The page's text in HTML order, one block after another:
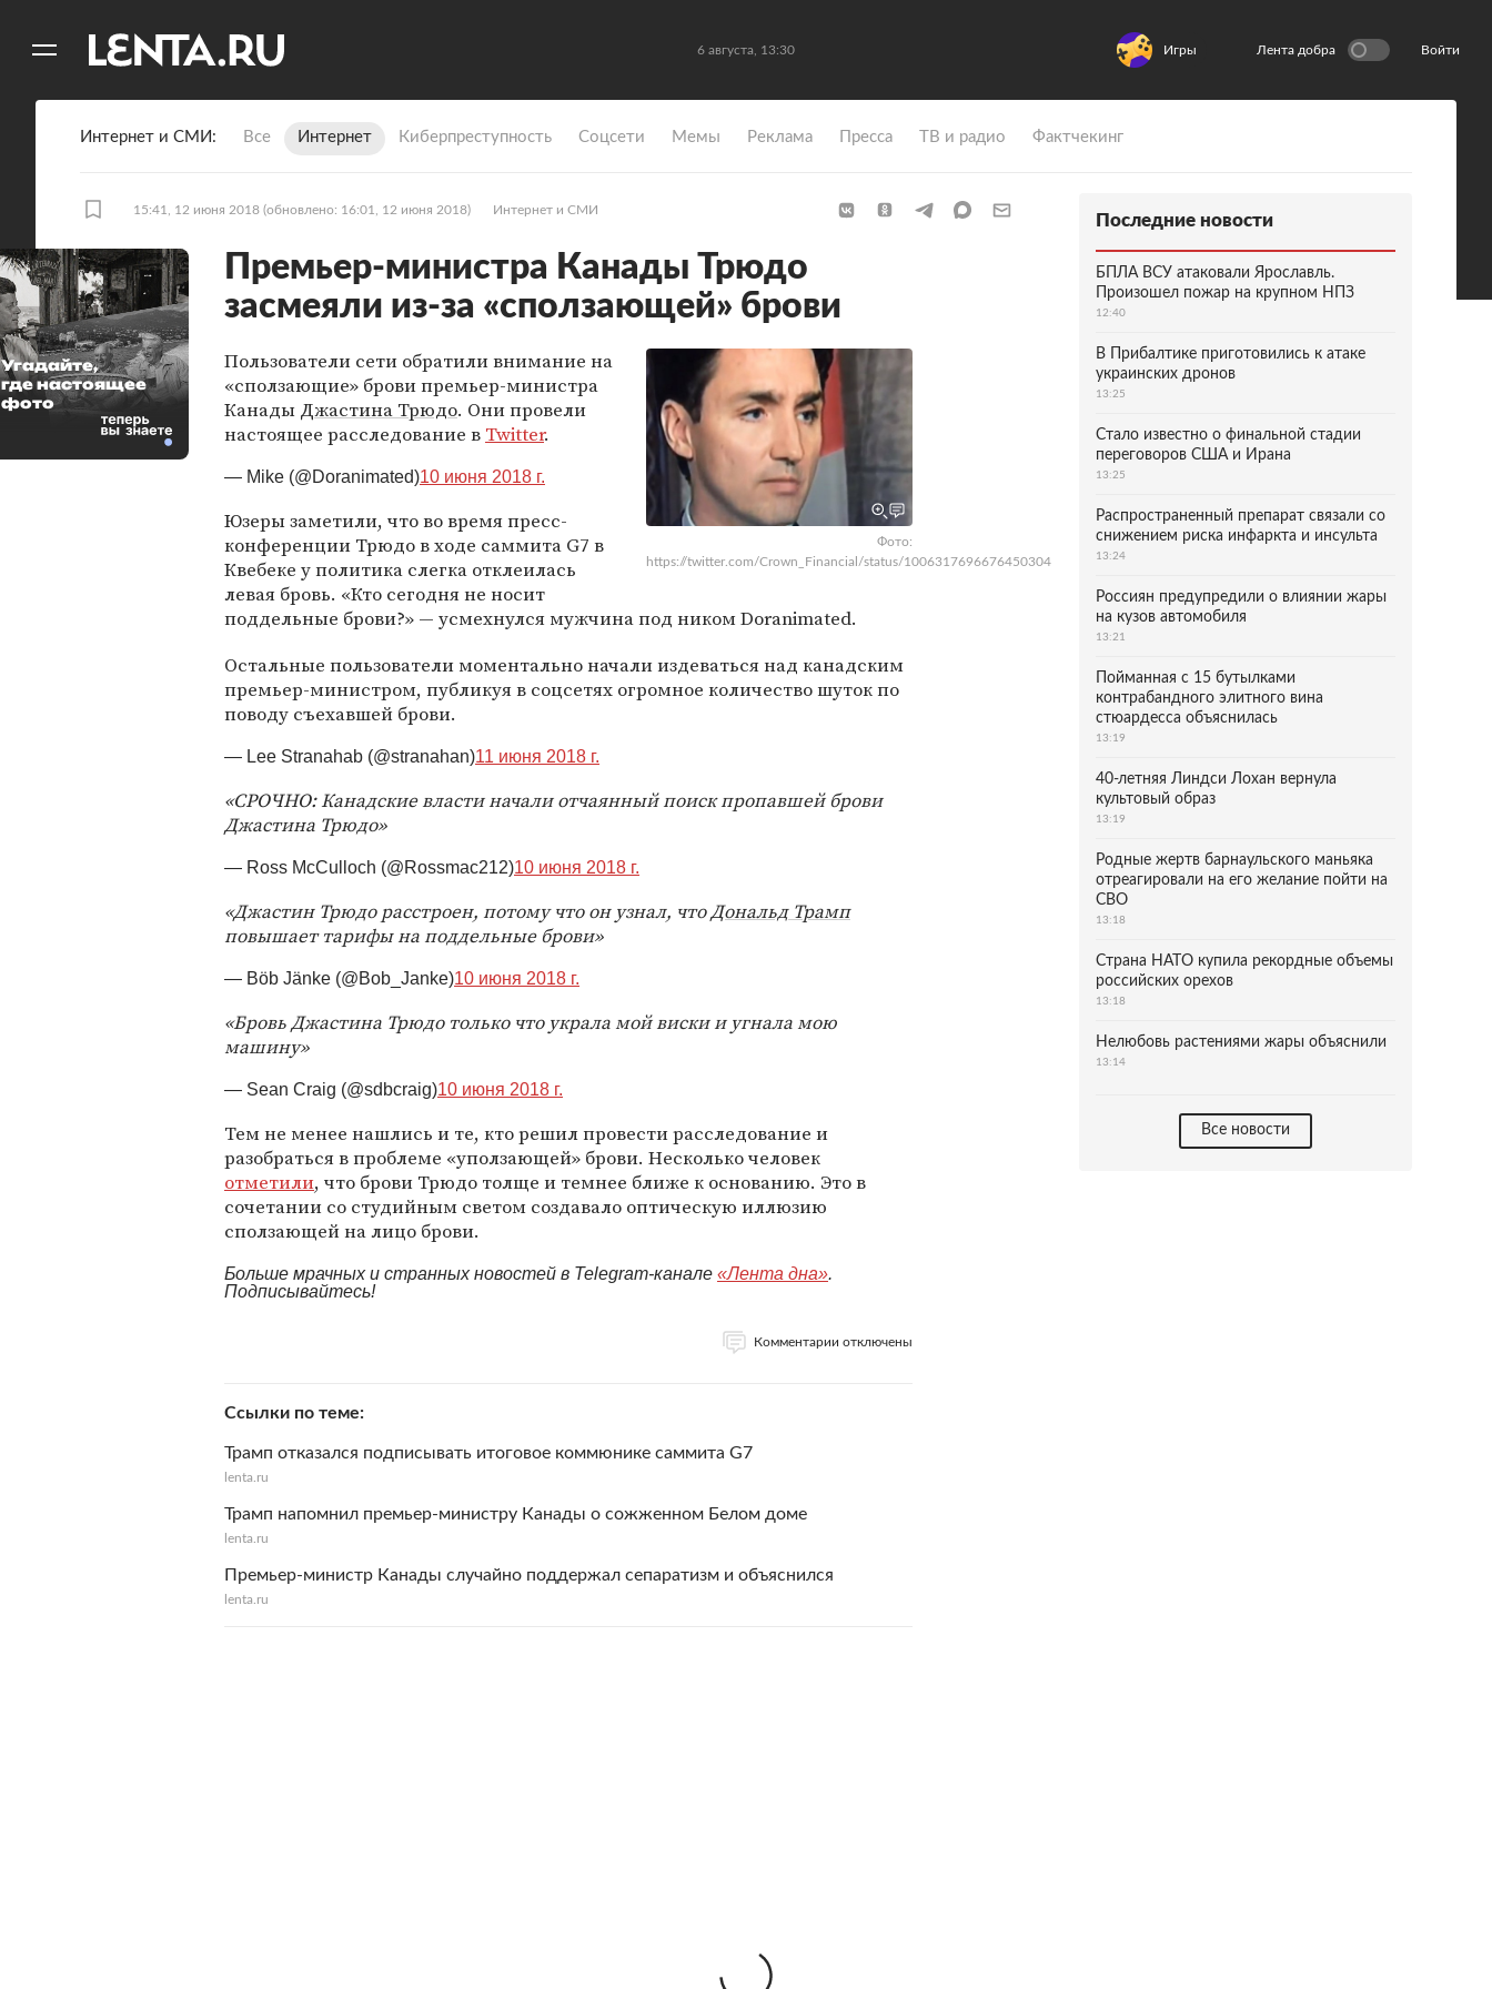
6 августа, 13:30 Игры Лента добра Войти
Интернет и СМИ Все Интернет Киберпреступность Coцсети Мемы Реклама Пресса ТВ и радио Фактчекинг
15:41, 12 июня 2018 (обновлено: 16:01, 12 июня 2018) Интернет и СМИ
Премьер-министра Канады Трюдо
засмеяли из-за «сползающей» брови
Фото:
https://twitter.com/Crown_Financial/status/1006317696676450304
Пользователи сети обратили внимание на
«сползающие» брови премьер-министра
Канады Джастина Трюдо. Они провели
настоящее расследование в Twitter.
— Mike (@Doranimated)10 июня 2018 г.
Юзеры заметили, что во время пресс-
конференции Трюдо в ходе саммита G7 в
Квебеке у политика слегка отклеилась
левая бровь. «Кто сегодня не носит
поддельные брови?» — усмехнулся мужчина под ником Doranimated.
Остальные пользователи моментально начали издеваться над канадским
премьер-министром, публикуя в соцсетях огромное количество шуток по
поводу съехавшей брови.
— Lee Stranahab (@stranahan)11 июня 2018 г.
«СРОЧНО: Канадские власти начали отчаянный поиск пропавшей брови
Джастина Трюдо»
— Ross McCulloch (@Rossmac212)10 июня 2018 г.
«Джастин Трюдо расстроен, потому что он узнал, чтоДональд Трамп
повышает тарифы на поддельные брови»
— Böb Jänke (@Bob_Janke)10 июня 2018 г.
«Бровь Джастина Трюдо только что украла мой виски и угнала мою
машину»
— Sean Craig (@sdbcraig)10 июня 2018 г.
Тем не менее нашлись и те, кто решил провести расследование и
разобраться в проблеме «уползающей» брови. Несколько человек
отметили, что брови Трюдо толще и темнее ближе к основанию. Это в
сочетании со студийным светом создавало оптическую иллюзию
сползающей на лицо брови.
Больше мрачных и странных новостей в Telegram-канале «Лента дна».
Подписывайтесь!
Комментарии отключены
Ссылки по теме
Трамп отказался подписывать итоговое коммюнике саммита G7
lenta.ru
Трамп напомнил премьер-министру Канады о сожженном Белом доме
lenta.ru
Премьер-министр Канады случайно поддержал сепаратизм и объяснился
lenta.ru
Угадайте,
где настоящее
фото
Последние новости
БПЛА ВСУ атаковали Ярославль.
Произошел пожар на крупном НПЗ
12:40
В Прибалтике приготовились к атаке
украинских дронов
13:25
Стало известно о финальной стадии
переговоров США и Ирана
13:25
Распространенный препарат связали со
снижением риска инфаркта и инсульта
13:24
Россиян предупредили о влиянии жары
на кузов автомобиля
13:21
Пойманная с 15 бутылками
контрабандного элитного вина
стюардесса объяснилась
13:19
40-летняя Линдси Лохан вернула
культовый образ
13:19
Родные жертв барнаульского маньяка
отреагировали на его желание пойти на
СВО
13:18
Страна НАТО купила рекордные объемы
российских орехов
13:18
Нелюбовь растениями жары объяснили
13:14
Все новости